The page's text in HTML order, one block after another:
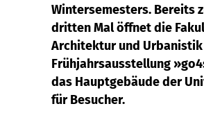
Wintersemesters. Bereits
dritten Mal öffnet die
Architektur und
Frühjahrsausstellung
das Hauptgebäude der
für Besucher.